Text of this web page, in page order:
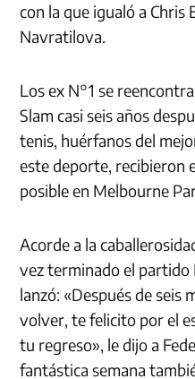
con la que igualó a
Navratilova.
Los ex N°1 se
Slam casi seis años
tenis, huérfanos del
este deporte, recibieron
posible en Melbourne
Acorde a la
vez terminado el
lanzó: «Después de seis
volver, te felicito por el
tu regreso», le dijo a
fantástica semana